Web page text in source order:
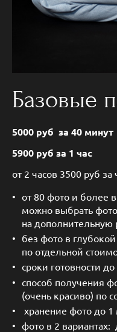
Базовые
5000 руб за 40 минут
5900 руб за 1 час
от 2 часов 3500 руб за
от 80 фото и более
можно выбрать
на дополнительную
без фото в
по отдельной
сроки готовности
способ получения
(очень красиво) по
хранение фото до 1
фото в 2 вариантах: